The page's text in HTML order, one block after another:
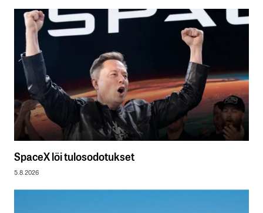
SpaceX löi tulosodotukset
5.8.2026